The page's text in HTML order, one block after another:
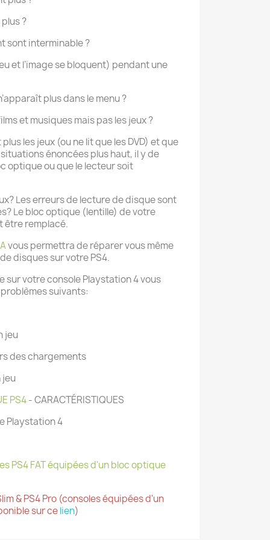
?
sont interminable ?
et l’image se bloquent) pendant une
plus dans le menu ?
et musiques mais pas les jeux ?
les jeux (ou ne lit que les DVD) et que
énoncées plus haut, il y de
optique ou que le lecteur soit
Les erreurs de lecture de disque sont
Le bloc optique (lentille) de votre
être remplacé.
vous permettra de réparer vous même
disques sur votre PS4.
sur votre console Playstation 4 vous
suivants:
jeu
des chargements
jeu
PS4- CARACTÉRISTIQUES
Playstation 4
PS4 FAT équipées d'un bloc optique
& PS4 Pro (consoles équipées d'un
sur celien)